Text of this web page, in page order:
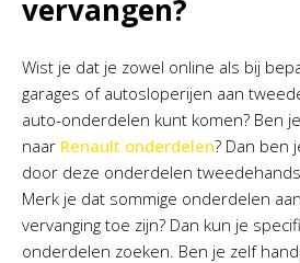
vervangen?
Wist je dat je zowel online als bij
garages of autosloperijen aan
auto-onderdelen kunt komen? Ben
naar Renault onderdelen? Dan ben
door deze onderdelen
Merk je dat sommige onderdelen
vervanging toe zijn? Dan kun je
onderdelen zoeken. Ben je zelf